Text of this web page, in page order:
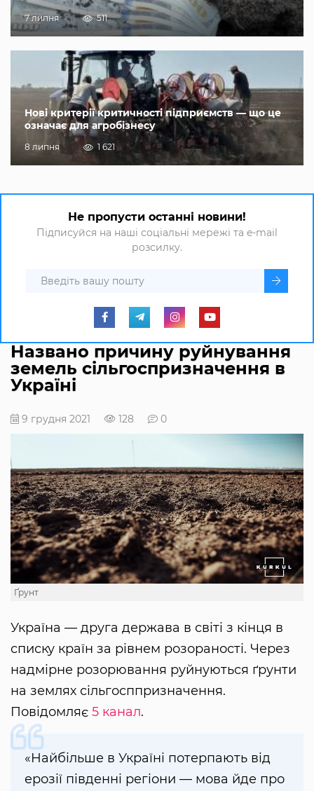
7 липня 511
Нові критерії критичності підприємств — що це
означає для агробізнесу
8 липня 1 621
Не пропусти останні новини!
Підписуйся на наші соціальні мережі та e-mail
розсилку.
Названо причину руйнування
земель сільгоспризначення в
Україні
9 грудня 2021 128 0
Ґрунт
Україна — друга держава в світі з кінця в
списку країн за рівнем розораності. Через
надмірне розорювання руйнуються ґрунти
на землях сільгосппризначення.
Повідомляє 5 канал.
«Найбільше в Україні потерпають від
ерозії південні регіони — мова йде про